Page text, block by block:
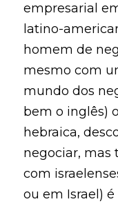
empresarial
latino-
homem de
mesmo com
mundo dos
bem o inglês)
hebraica,
negociar, mas
com
ou em Israel)